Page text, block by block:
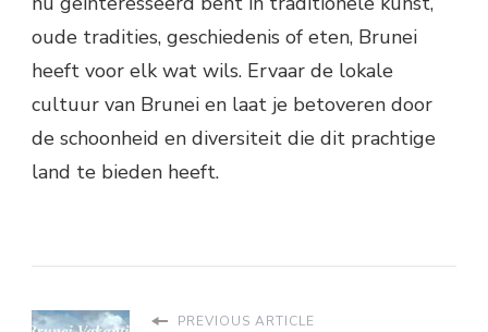
oude tradities, geschiedenis of eten, Brunei
heeft voor elk wat wils. Ervaar de lokale
cultuur van Brunei en laat je betoveren door
de schoonheid en diversiteit die dit prachtige
land te bieden heeft.
PREVIOUS ARTICLE